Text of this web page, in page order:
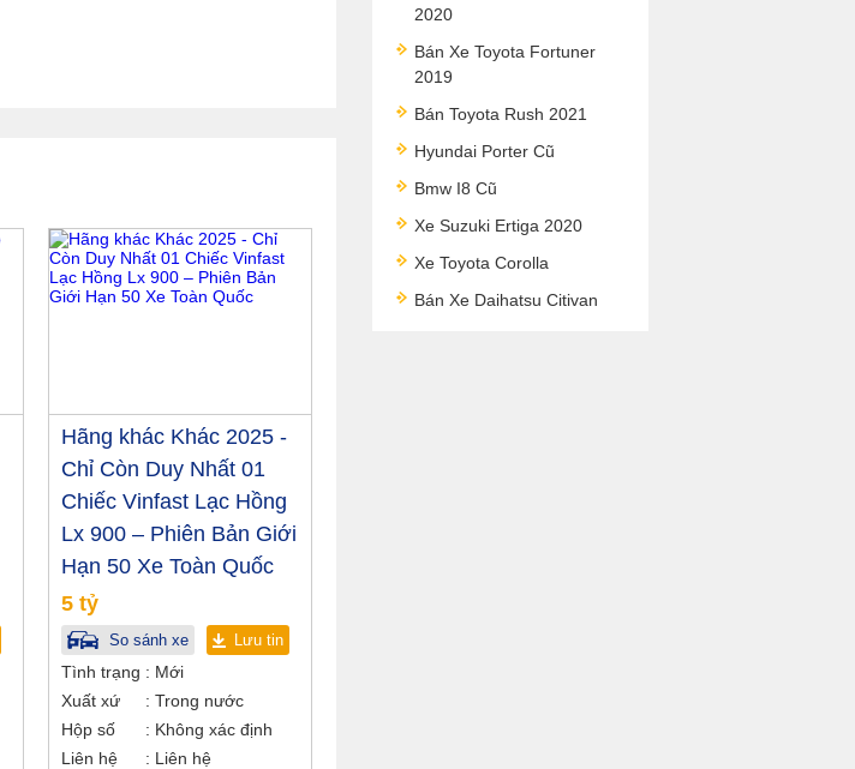
Hãng khác Khác 2025 -
Chỉ Còn Duy Nhất 01
Chiếc Vinfast Lạc Hồng
Lx 900 – Phiên Bản Giới
Hạn 50 Xe Toàn Quốc
5 tỷ
So sánh xe Lưu tin
Tình trạng
Mới
Xuất xứ
Trong nước
Hộp số
Không xác định
Liên hệ
Liên hệ
2020
Bán Xe Toyota Fortuner
2019
Bán Toyota Rush 2021
Hyundai Porter Cũ
Bmw I8 Cũ
Xe Suzuki Ertiga 2020
Xe Toyota Corolla
Bán Xe Daihatsu Citivan